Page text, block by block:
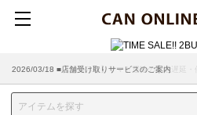
2026/07/29 ■【お知らせ】ヤマト運輸の配送遅延・
2026/03/18 ■店舗受け取りサービスのご案内